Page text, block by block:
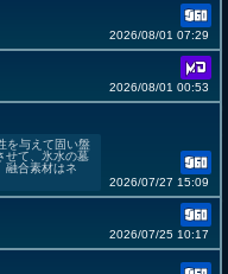
2026/08/01 07:29
2026/08/01 00:53
を与えて固い盤
せて、氷水の墓
融合素材はネ
2026/07/27 15:09
2026/07/25 10:17